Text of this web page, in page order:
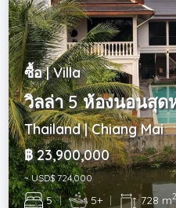
ซื้อ | Villa
วิลล่า 5 ห้องนอนสุ
Thailand | Chiang Mai
฿ 23,900,000
~ USD$ 724,000
5 | 5+ | 728 m2